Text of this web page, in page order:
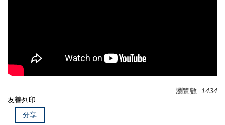
瀏覽數: 1434
友善列印
分享